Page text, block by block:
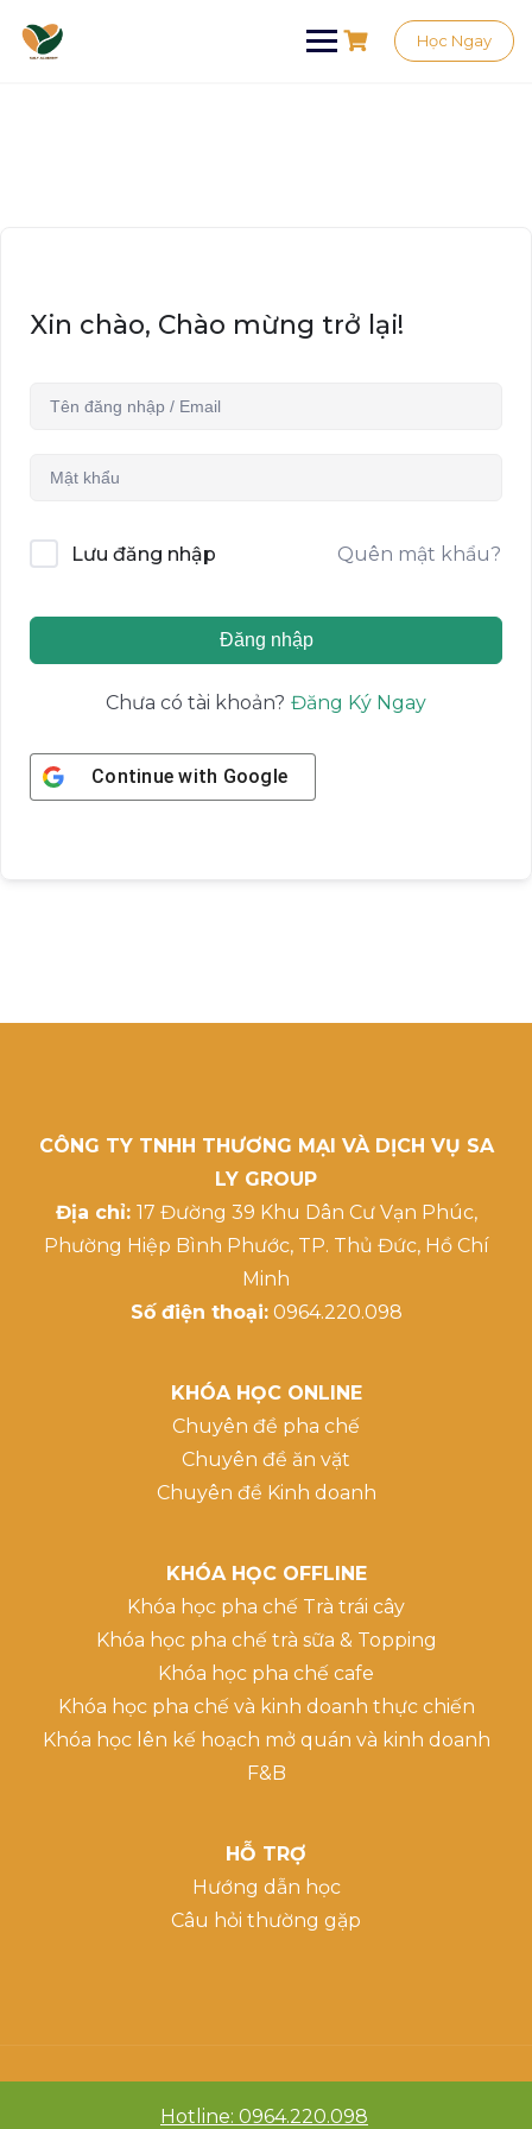
Học Ngay
Xin chào, Chào mừng trở lại!
Lưu đăng nhập Quên mật khẩu?
Đăng nhập
Chưa có tài khoản? Đăng Ký Ngay
Continue with Google
CÔNG TY TNHH THƯƠNG MẠI VÀ DỊCH VỤ SA
LY GROUP
Địa chỉ: 17 Đường 39 Khu Dân Cư Vạn Phúc,
Phường Hiệp Bình Phước, TP. Thủ Đức, Hồ Chí
Minh
Số điện thoại:0964.220.098
KHÓA HỌC ONLINE
Chuyên đề pha chế
Chuyên đề ăn vặt
Chuyên đề Kinh doanh
KHÓA HỌC OFFLINE
Khóa học pha chế Trà trái cây
Khóa học pha chế trà sữa & Topping
Khóa học pha chế cafe
Khóa học pha chế và kinh doanh thực chiến
Khóa học lên kế hoạch mở quán và kinh doanh
F&B
HỖ TRỢ
Hướng dẫn học
Câu hỏi thường gặp
Hotline: 0964.220.098